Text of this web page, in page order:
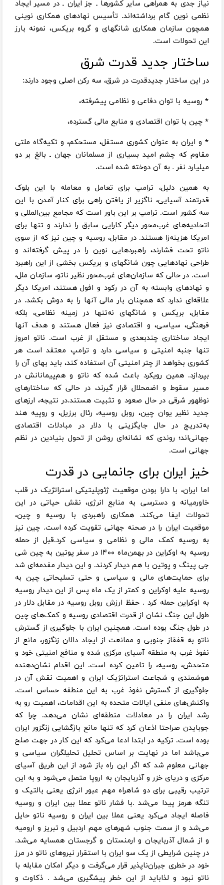
نیاز جدی به همراهی سایر کشورها ـ جز ایران ـ در مسیر ایجاد
نظمی نوین گام برداشته‌اند. تأسیس نهادهای همکاری نوینی
همچون سازمان همکاری شانگهای و گروه بریکس، نمونه بارز
این تحولات است.
ساختار جدید قدرت شرق
در این ساختار جدیدقدرت در شرق، سه رکن اصلی وجود دارند:
٭ روسیه با توان دفاعی و نظامی پیشرفته،
٭ چین با توان اقتصادی و منابع مالی گسترده،
٭ و ایران به عنوان کشوری مستقل، مستحکم، و تکیه‌گاه ملتی
مقاوم که چشم امید بسیاری از مسلمانان جهان ـ بالغ بر دو
میلیارد نفر ـ به آن دوخته شده است.
به همین دلیل، ترامپ برای تعامل و معامله با این بلوک
قدرتمند آسیایی، ناگزیر از یافتن راهی برای کنار آمدن با این
سه کشور است. ترامپ بر این باور است که مجامع بین‌المللی و
اتحادیه‌های غرب‌محور دیگر کارایی سابق را ندارند و تنها برای
امریکا هزینه‌زا هستند. در مقابل، روسیه و چین نیز که از سوی
ناتو تحت فشارند، راهبردهایی نوین را در پیش گرفته‌اند و
طراحی نهادهایی چون شانگهای و بریکس بخشی از این راهبرد
است. در حالی که سازمان‌های غرب‌محور نظیر ناتو، سازمان ملل،
و نهادهای وابسته به آن در رکود و افول هستند، امریکا دیگر
علاقه‌ای ندارد که همچنان بار مالی آنها را به دوش بکشد. در
مقابل، بریکس و شانگهای نه‌تنها در زمینه نظامی، بلکه
فرهنگی، سیاسی، و اقتصادی نیز فعال هستند و هدف آنها
ایجاد ساختاری چندبعدی و مستقل از غرب است. ناتو امروز
تنها جنبه امنیتی و سیاسی دارد و ترامپ معتقد است هر
کشوری بخواهد از چتر امنیتی آن استفاده کند، باید بهای آن را
بپردازد. همین رویکرد باعث شده که ناتو و هم‌پیمانانش در
مسیر سقوط و اضمحلال قرار گیرند، در حالی که ساختارهای
نوظهور شرقی در حال صعود و تثبیت هستند.در نتیجه، ارزهای
جدید نظیر یوان چین، روبل روسیه، رئال برزیل، و روپیه هند
به‌تدریج در حال جایگزینی با دلار در مبادلات اقتصادی
جهانی‌اند؛ روندی که نشانه‌ای روشن از تحول بنیادین در نظم
جهانی است.
خیز ایران برای جانمایی در قدرت
اما ایران، با دارا بودن موقعیت ژئوپلیتیکی استراتژیک در قلب
خاورمیانه و دسترسی به منابع انرژی، نقش حیاتی در این
تحولات ایفا می‌کند. همکاری راهبردی با روسیه و چین،
موقعیت ایران را در صحنه جهانی تقویت کرده است. چین نیز
به روسیه کمک مالی و نظامی و سیاسی کرد.قبل از حمله
روسیه به اوکراین در بهمن‌ماه ۱۴۰۰ در سفر پوتین به چین شی
جی پینگ و پوتین با هم دیدار کردند. و این دیدار مقدمه‌ای شد
برای حمایت‌های مالی و سیاسی و حتی تسلیحاتی چین به
روسیه علیه اوکراین و کمتر از یک ماه پس از این دیدار روسیه
به اوکراین حمله کرد . حفظ ارزش روبل روسیه در مقابل دلار در
طول این جنگ نشان از قدرت اقتصادی روسیه و کمک‌های چین
در طول جنگ بوده است. همچنین ایران با جلوگیری از گسترش
ناتو به قفقاز جنوبی و ممانعت از ایجاد دالان زنگزور، مانع از
نفوذ غرب به منطقه آسیای مرکزی شده و منافع امنیتی خود و
متحدش، روسیه، را تامین کرده است. این اقدام نشان‌دهنده
هوشمندی و شجاعت استراتژیک ایران و اهمیت نقش آن در
جلوگیری از گسترش نفوذ غرب به این منطقه حساس است.
واکنش‌های منفی ایالات متحده به این اقدامات، اهمیت رو به
رشد ایران را در معادلات منطقه‌ای نشان می‌دهد. چرا که
جوبایدن صراحتا اذعان کرد که تنها مانع بازگشایی زنگزور ایران
بوده است. ترکیه در ابتدا ادعا می‌کرد که این کار در جهت صلح
می‌باشد اما در نهایت بر اساس تحلیل تحلیلگران سیاسی و
جهانی معلوم شد که اگر این راه باز شود از این طریق آسیای
مرکزی و دریای خزر و آذربایجان به اروپا متصل می‌شود و به این
ترتیب رقیبی برای دو شاهراه مهم عبور انرژی یعنی بالتیک و
تنگه هرمز پیدا می‌شد .با فشار ناتو عملا بین ایران و روسیه
فاصله ایجاد می‌کرد یعنی عملا بین ایران و روسیه ناتو حایل
می‌شد و از سمت جنوب شهر‌های مهم اردبیل و تبریز و ارومیه
و از شمال آذربایجان و ارمنستان و گرجستان همسایه می‌شد.
در چنین شرایطی از یک سو ایران با استقرار نیروهای ناتو در مرز
خود در خطری جبران‌ناپذیر قرار می‌گرفت و دیگر امکان مقابله با
ناتو نبود و لذاباید از این خطر پیشگیری می‌شد . ذکاوت و